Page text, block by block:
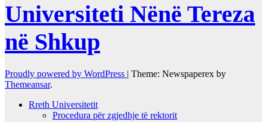
Universiteti Nënë Tereza
në Shkup
Proudly powered by WordPress | Theme: Newspaperex by
Themeansar.
Rreth Universitetit
Procedura për zgjedhje të rektorit